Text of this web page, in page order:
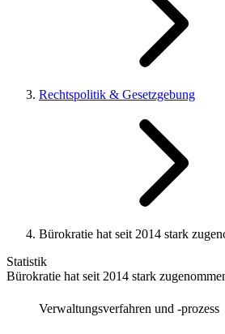
Rechtspolitik & Gesetzgebung
Bürokratie hat seit 2014 stark
Statistik
Bürokratie hat seit 2014 stark
Verwaltungsverfahren und -prozess